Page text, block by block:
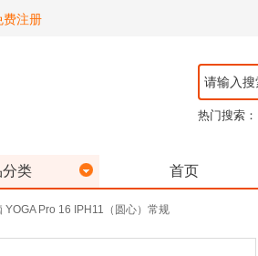
费注册
热门搜索：
类 首页
YOGA Pro 16 IPH11（圆心）常规